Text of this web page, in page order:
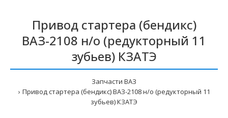
Привод стартера (бендикс)
ВАЗ-2108 н/о (редукторный 11
зубьев) КЗАТЭ
Запчасти ВАЗ
Привод стартера (бендикс) ВАЗ-2108 н/о (редукторный 11
зубьев) КЗАТЭ